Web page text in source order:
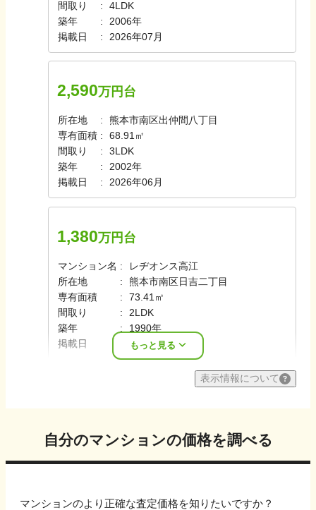
間取り
4LDK
築年
2006年
掲載日
2026年07月
2,590万円台
所在地
熊本市南区出仲間八丁目
専有面積
68.91㎡
間取り
3LDK
築年
2002年
掲載日
2026年06月
1,380万円台
マンション名
レヂオンス高江
所在地
熊本市南区日吉二丁目
専有面積
73.41㎡
間取り
2LDK
築年
1990年
掲載日
2026年06月
もっと見る
表示情報について
自分のマンションの価格を調べる
マンションのより正確な査定価格を知りたいですか？